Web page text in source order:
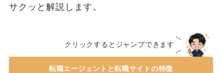
サクッと解説します。
クリックするとジャンプできます
転職エージェントと転職サイトの特徴